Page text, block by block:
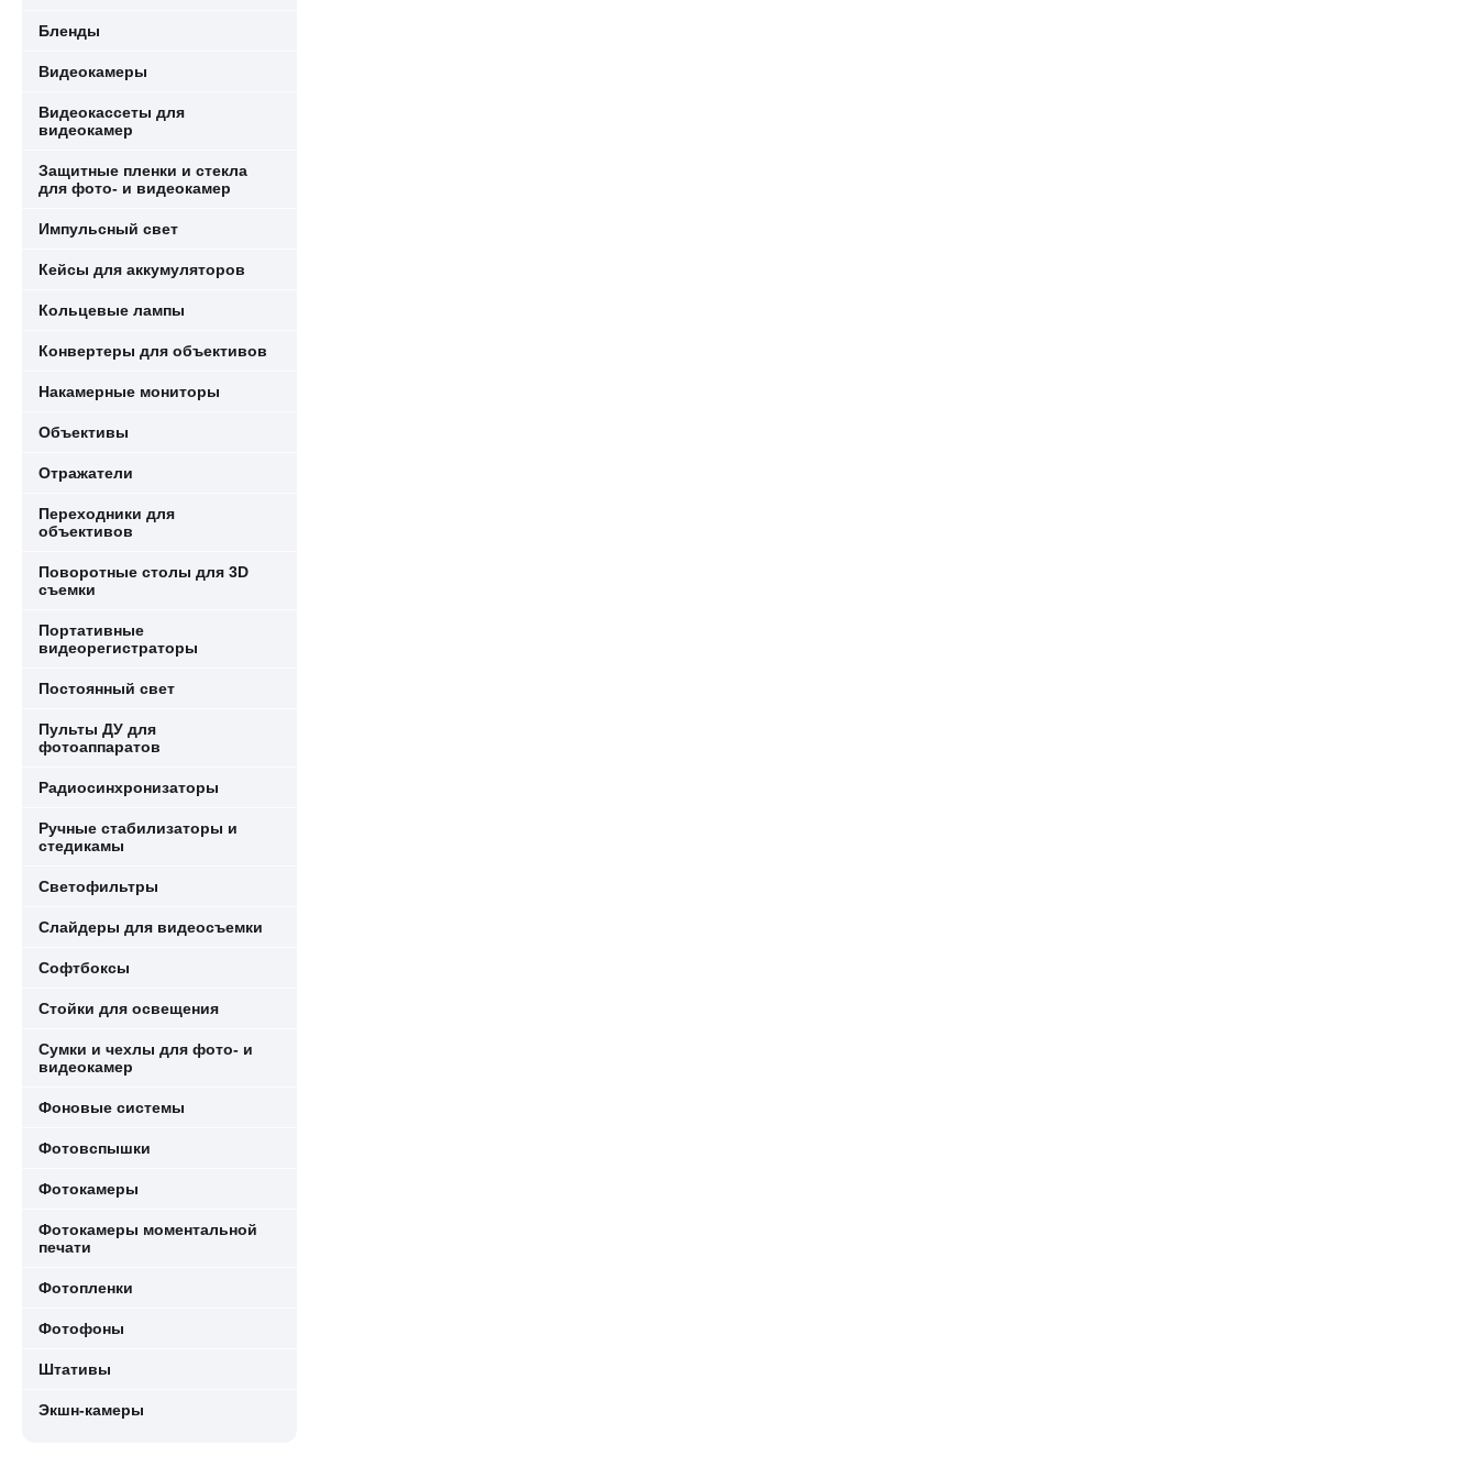
Бленды
Видеокамеры
Видеокассеты для
видеокамер
Защитные пленки и стекла
для фото- и видеокамер
Импульсный свет
Кейсы для аккумуляторов
Кольцевые лампы
Конвертеры для объективов
Накамерные мониторы
Объективы
Отражатели
Переходники для
объективов
Поворотные столы для 3D
съемки
Портативные
видеорегистраторы
Постоянный свет
Пульты ДУ для
фотоаппаратов
Радиосинхронизаторы
Ручные стабилизаторы и
стедикамы
Светофильтры
Слайдеры для видеосъемки
Софтбоксы
Стойки для освещения
Сумки и чехлы для фото- и
видеокамер
Фоновые системы
Фотовспышки
Фотокамеры
Фотокамеры моментальной
печати
Фотопленки
Фотофоны
Штативы
Экшн-камеры